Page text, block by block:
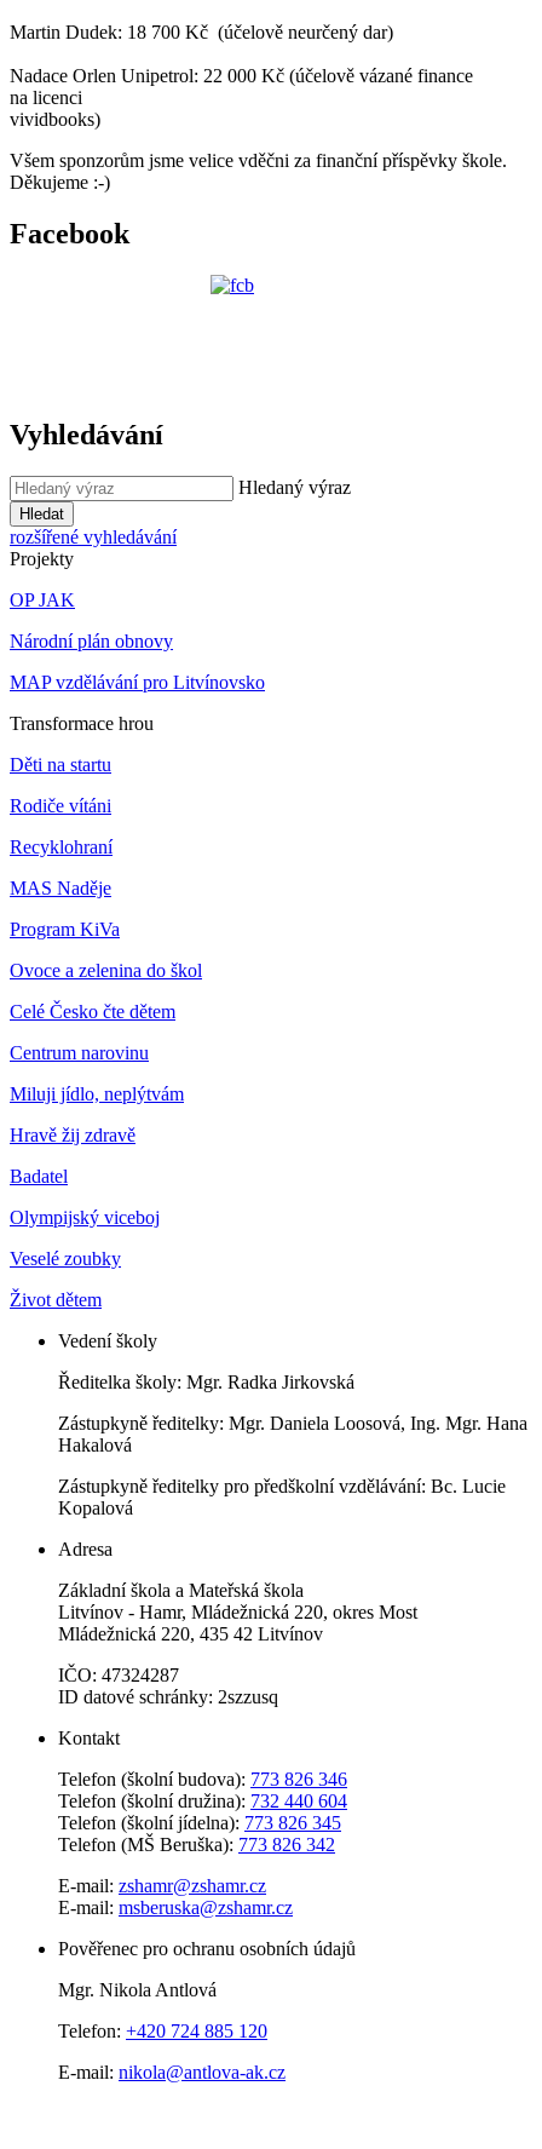
Martin Dudek: 18 700 Kč (účelově neurčený dar)
Nadace Orlen Unipetrol: 22 000 Kč (účelově vázané finance
na licenci
vividbooks)
Všem sponzorům jsme velice vděčni za finanční příspěvky škole.
Děkujeme :-)
Facebook
Vyhledávání
Hledaný výraz
Hledat
rozšířené vyhledávání
Projekty
OP JAK
Národní plán obnovy
MAP vzdělávání pro Litvínovsko
Transformace hrou
Děti na startu
Rodiče vítáni
Recyklohraní
MAS Naděje
Program KiVa
Ovoce a zelenina do škol
Celé Česko čte dětem
Centrum narovinu
Miluji jídlo, neplýtvám
Hravě žij zdravě
Badatel
Olympijský viceboj
Veselé zoubky
Život dětem
Vedení školy
Ředitelka školy: Mgr. Radka Jirkovská
Zástupkyně ředitelky: Mgr. Daniela Loosová, Ing. Mgr. Hana
Hakalová
Zástupkyně ředitelky pro předškolní vzdělávání: Bc. Lucie
Kopalová
Adresa
Základní škola a Mateřská škola
Litvínov - Hamr, Mládežnická 220, okres Most
Mládežnická 220, 435 42 Litvínov
IČO: 47324287
ID datové schránky: 2szzusq
Kontakt
Telefon (školní budova): 773 826 346
Telefon (školní družina): 732 440 604
Telefon (školní jídelna): 773 826 345
Telefon (MŠ Beruška): 773 826 342
E-mail: zshamr@zshamr.cz
E-mail: msberuska@zshamr.cz
Pověřenec pro ochranu osobních údajů
Mgr. Nikola Antlová
Telefon: +420 724 885 120
E-mail: nikola@antlova-ak.cz